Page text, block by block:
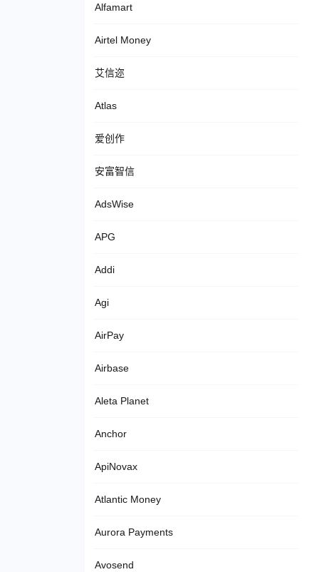
Alfamart
Airtel Money
艾信迩
Atlas
爱创作
安富智信
AdsWise
APG
Addi
Agi
AirPay
Airbase
Aleta Planet
Anchor
ApiNovax
Atlantic Money
Aurora Payments
Avosend